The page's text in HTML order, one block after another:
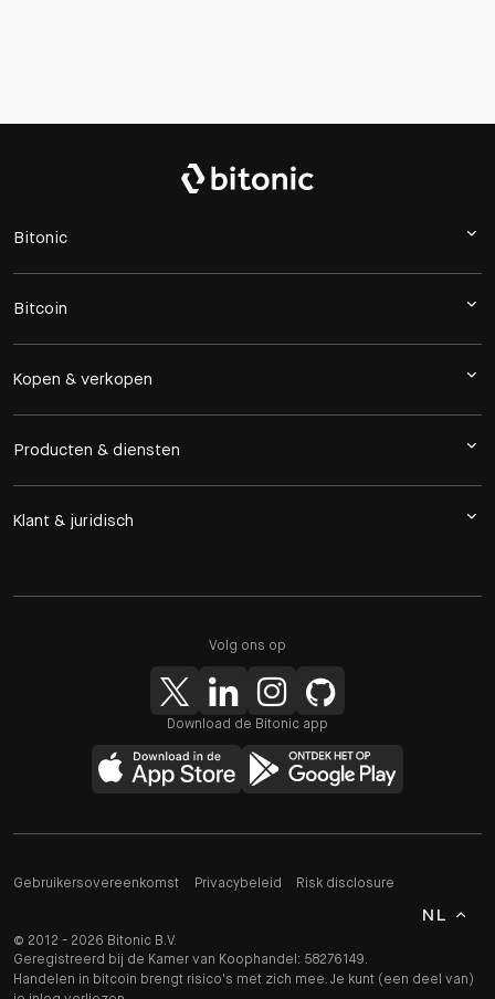
Bitonic
Bitcoin
Kopen & verkopen
Producten & diensten
Klant & juridisch
Volg ons op
Download de Bitonic app
© 2012 - 2026 Bitonic B.V.
Geregistreerd bij de Kamer van Koophandel: 58276149.
Handelen in bitcoin brengt risico's met zich mee. Je kunt (een deel van)
Gebruikersovereenkomst Privacybeleid Risk disclosure
NL